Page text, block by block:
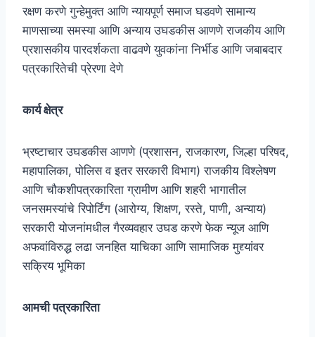
रक्षण करणे गुन्हेमुक्त आणि न्यायपूर्ण समाज घडवणे सामान्य
माणसाच्या समस्या आणि अन्याय उघडकीस आणणे राजकीय आणि
प्रशासकीय पारदर्शकता वाढवणे युवकांना निर्भीड आणि जबाबदार
पत्रकारितेची प्रेरणा देणे
कार्य क्षेत्र
भ्रष्टाचार उघडकीस आणणे (प्रशासन, राजकारण, जिल्हा परिषद,
महापालिका, पोलिस व इतर सरकारी विभाग) राजकीय विश्लेषण
आणि चौकशीपत्रकारिता ग्रामीण आणि शहरी भागातील
जनसमस्यांचे रिपोर्टिंग (आरोग्य, शिक्षण, रस्ते, पाणी, अन्याय)
सरकारी योजनांमधील गैरव्यवहार उघड करणे फेक न्यूज आणि
अफवांविरुद्ध लढा जनहित याचिका आणि सामाजिक मुद्द्यांवर
सक्रिय भूमिका
आमची पत्रकारिता